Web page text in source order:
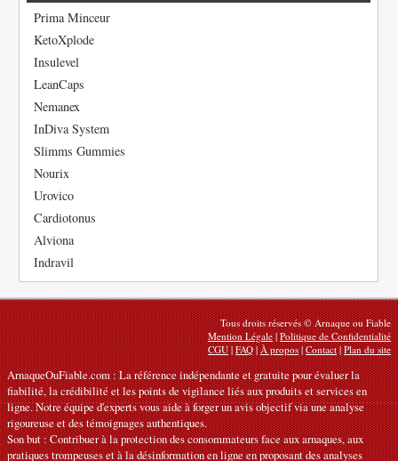
Prima Minceur
KetoXplode
Insulevel
LeanCaps
Nemanex
InDiva System
Slimms Gummies
Nourix
Urovico
Cardiotonus
Alviona
Indravil
Tous droits réservés © Arnaque ou Fiable
Mention Légale|Politique de Confidentialité
CGU|FAQ|À propos|Contact|Plan du site
ArnaqueOuFiable.com : La référence indépendante et gratuite pour évaluer la
fiabilité, la crédibilité et les points de vigilance liés aux produits et services en
ligne. Notre équipe d'experts vous aide à forger un avis objectif via une analyse
rigoureuse et des témoignages authentiques.
Son but : Contribuer à la protection des consommateurs face aux arnaques, aux
pratiques trompeuses et à la désinformation en ligne en proposant des analyses